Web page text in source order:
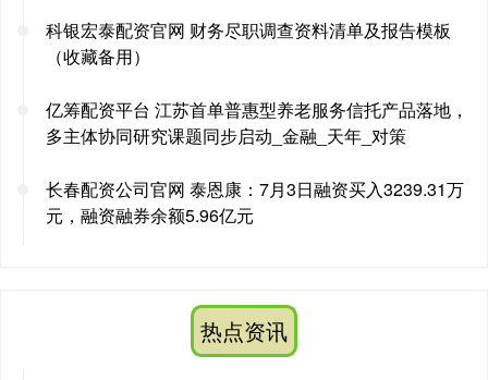
科银宏泰配资官网 财务尽职调查资料清单及报告模板
（收藏备用）
亿筹配资平台 江苏首单普惠型养老服务信托产品落地，
多主体协同研究课题同步启动_金融_天年_对策
长春配资公司官网 泰恩康：7月3日融资买入3239.31万
元，融资融券余额5.96亿元
热点资讯